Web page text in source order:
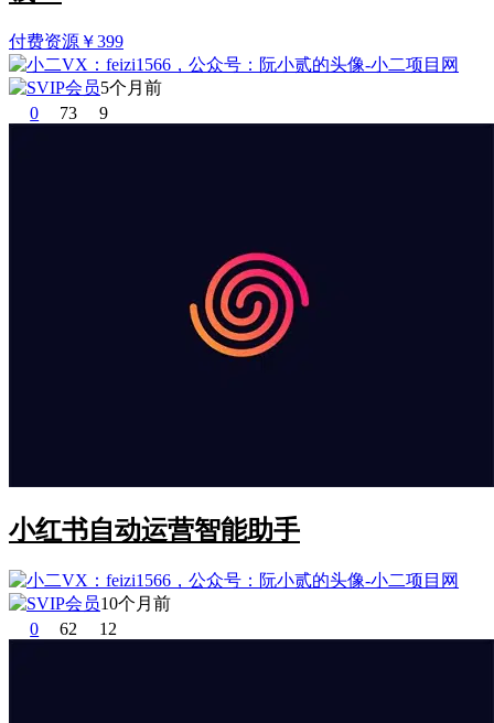
付费资源 ￥399
5个月前
0
73 9
小红书自动运营智能助手
10个月前
0
62 12